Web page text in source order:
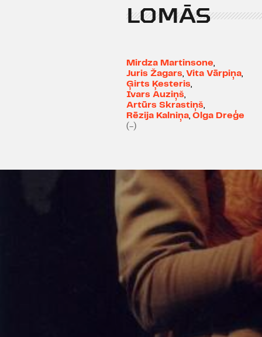
LOMĀS
Mirdza Martinsone,
Juris Žagars, Vita Vārpiņa,
Ģirts Ķesteris,
Ivars Auziņš,
Artūrs Skrastiņš,
Rēzija Kalniņa, Olga Dreģe
(-)